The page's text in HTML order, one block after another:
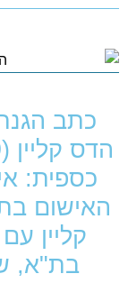
כתב
כספית:
קליין
בת"א,